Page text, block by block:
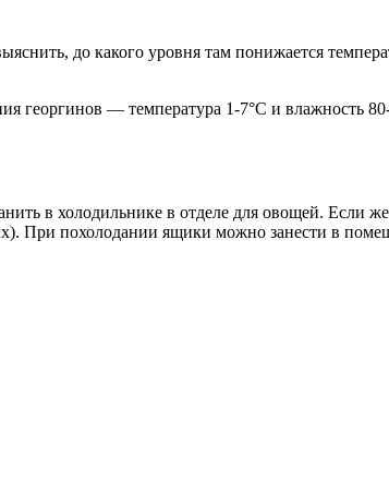
до какого уровня там понижается
георгинов — температура 1-7°C и влажность
в холодильнике в отделе для овощей. Если
При похолодании ящики можно занести в